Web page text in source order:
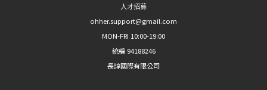
人才招募
ohher.support@gmail.com
MON-FRI 10:00-19:00
統編 94188246
長諄國際有限公司